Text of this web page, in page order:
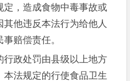
，造成食物中毒事故或
他违反本法行为给他人
赔偿责任。
政处罚由县级以上地方
本法规定的行使食品卫生